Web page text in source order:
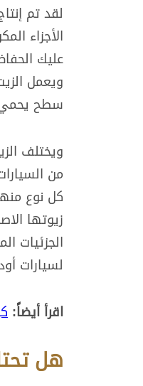
لقد تم
الأجزاء
عليك
ويعمل
سطح يحمي
ويختلف
من
كل نوع
زيوتها
لسيارات
اقرأ أيضاً:
هل